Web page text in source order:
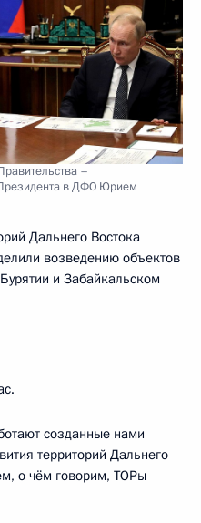
–
в ДФО Юрием
Дальнего Востока
возведению объектов
и Забайкальском
созданные нами
территорий Дальнего
о чём говорим, ТОРы